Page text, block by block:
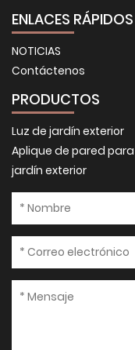
ENLACES RÁPIDOS
NOTICIAS
Contáctenos
PRODUCTOS
Luz de jardín exterior
Aplique de pared para
jardín exterior